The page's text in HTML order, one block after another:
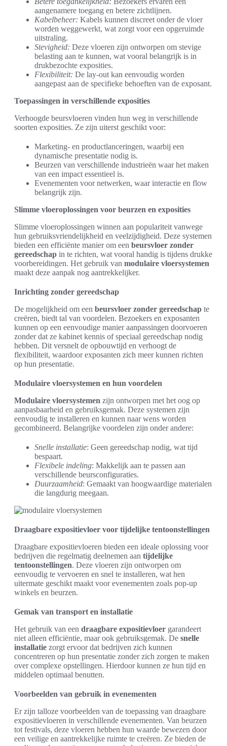
aangenamere toegang en betere zichtlijnen.
Kabelbeheer: Kabels kunnen discreet onder de vloer
worden weggewerkt, wat zorgt voor een opgeruimde
uitstraling.
Stevigheid: Deze vloeren zijn ontworpen om stevige
belasting aan te kunnen, wat vooral belangrijk is in
drukbezochte exposities.
Flexibiliteit: De lay-out kan eenvoudig worden
aangepast aan de specifieke behoeften van de exposant.
Toepassingen in verschillende exposities
Verhoogde beursvloeren vinden hun weg in verschillende
soorten exposities. Ze zijn uiterst geschikt voor:
Marketing- en productlanceringen, waarbij een
dynamische presentatie nodig is.
Beurzen van verschillende industrieën waar het maken
van een impact essentieel is.
Evenementen voor netwerken, waar interactie en flow
belangrijk zijn.
Slimme vloeroplossingen voor beurzen en exposities
Slimme vloeroplossingen winnen aan populariteit vanwege
hun gebruiksvriendelijkheid en veelzijdigheid. Deze systemen
bieden een efficiënte manier om een beursvloer zonder
gereedschap in te richten, wat vooral handig is tijdens drukke
voorbereidingen. Het gebruik van modulaire vloersystemen
maakt deze aanpak nog aantrekkelijker.
Inrichting zonder gereedschap
De mogelijkheid om een beursvloer zonder gereedschap te
creëren, biedt tal van voordelen. Bezoekers en exposanten
kunnen op een eenvoudige manier aanpassingen doorvoeren
zonder dat ze kabinet kennis of speciaal gereedschap nodig
hebben. Dit versnelt de opbouwtijd en verhoogt de
flexibiliteit, waardoor exposanten zich meer kunnen richten
op hun presentatie.
Modulaire vloersystemen en hun voordelen
Modulaire vloersystemen zijn ontworpen met het oog op
aanpasbaarheid en gebruiksgemak. Deze systemen zijn
eenvoudig te installeren en kunnen naar wens worden
gecombineerd. Belangrijke voordelen zijn onder andere:
Snelle installatie: Geen gereedschap nodig, wat tijd
bespaart.
Flexibele indeling: Makkelijk aan te passen aan
verschillende beursconfiguraties.
Duurzaamheid: Gemaakt van hoogwaardige materialen
die langdurig meegaan.
Draagbare expositievloer voor tijdelijke tentoonstellingen
Draagbare expositievloeren bieden een ideale oplossing voor
bedrijven die regelmatig deelnemen aan tijdelijke
tentoonstellingen. Deze vloeren zijn ontworpen om
eenvoudig te vervoeren en snel te installeren, wat hen
uitermate geschikt maakt voor evenementen zoals pop-up
winkels en beurzen.
Gemak van transport en installatie
Het gebruik van een draagbare expositievloer garandeert
niet alleen efficiëntie, maar ook gebruiksgemak. De snelle
installatie zorgt ervoor dat bedrijven zich kunnen
concentreren op hun presentatie zonder zich zorgen te maken
over complexe opstellingen. Hierdoor kunnen ze hun tijd en
middelen optimaal benutten.
Voorbeelden van gebruik in evenementen
Er zijn talloze voorbeelden van de toepassing van draagbare
expositievloeren in verschillende evenementen. Van beurzen
tot festivals, deze vloeren hebben hun waarde bewezen door
een veilige en aantrekkelijke ruimte te creëren. Ze bieden de